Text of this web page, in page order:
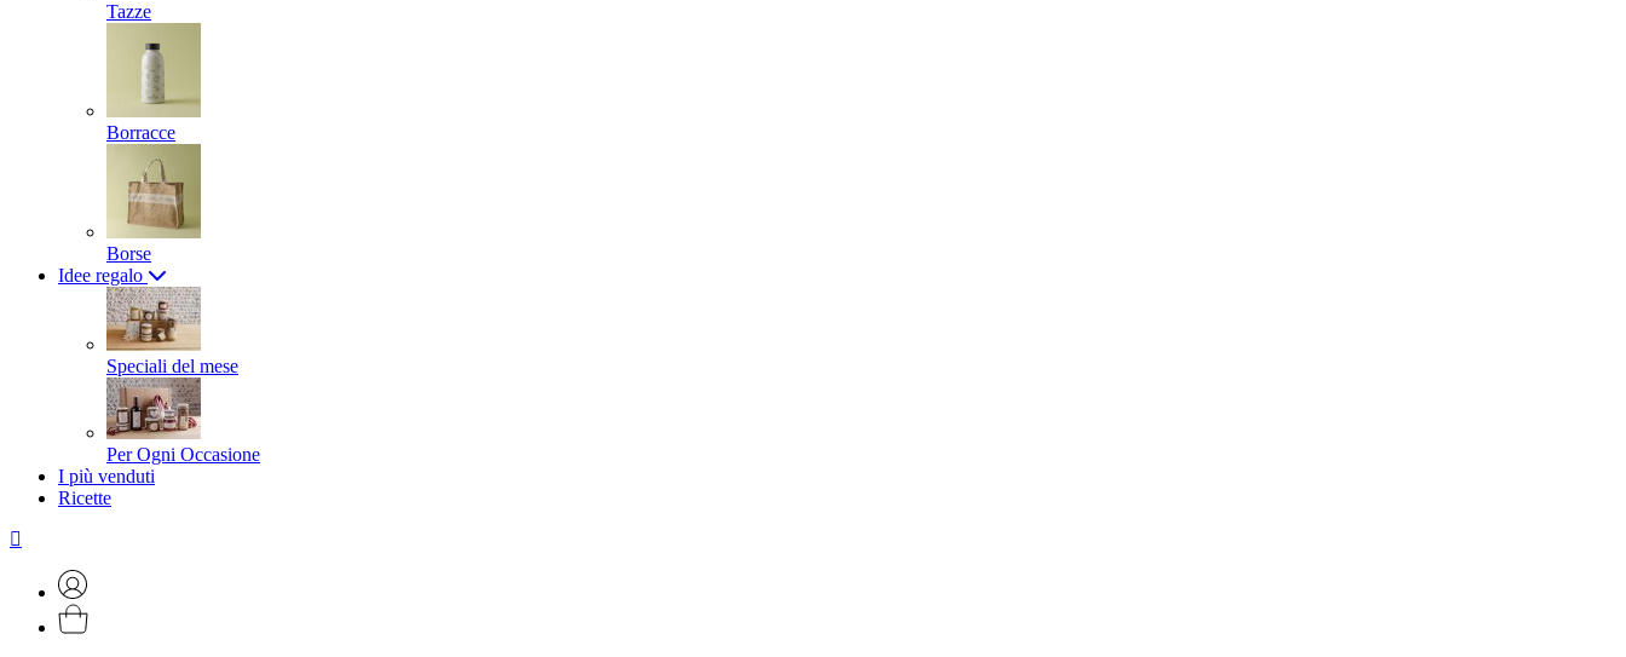
Tazze
Borracce
Borse
Idee regalo
Speciali del mese
Per Ogni Occasione
I più venduti
Ricette